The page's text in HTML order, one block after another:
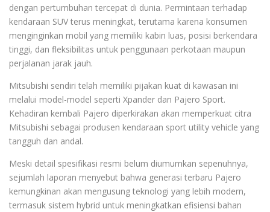
dengan pertumbuhan tercepat di dunia. Permintaan terhadap
kendaraan SUV terus meningkat, terutama karena konsumen
menginginkan mobil yang memiliki kabin luas, posisi berkendara
tinggi, dan fleksibilitas untuk penggunaan perkotaan maupun
perjalanan jarak jauh.
Mitsubishi sendiri telah memiliki pijakan kuat di kawasan ini
melalui model-model seperti Xpander dan Pajero Sport.
Kehadiran kembali Pajero diperkirakan akan memperkuat citra
Mitsubishi sebagai produsen kendaraan sport utility vehicle yang
tangguh dan andal.
Meski detail spesifikasi resmi belum diumumkan sepenuhnya,
sejumlah laporan menyebut bahwa generasi terbaru Pajero
kemungkinan akan mengusung teknologi yang lebih modern,
termasuk sistem hybrid untuk meningkatkan efisiensi bahan